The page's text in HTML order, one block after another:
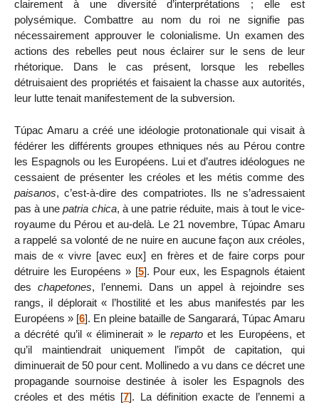
clairement à une diversité d’interprétations ; elle est
polysémique. Combattre au nom du roi ne signifie pas
nécessairement approuver le colonialisme. Un examen des
actions des rebelles peut nous éclairer sur le sens de leur
rhétorique. Dans le cas présent, lorsque les rebelles
détruisaient des propriétés et faisaient la chasse aux autorités,
leur lutte tenait manifestement de la subversion.
Túpac Amaru a créé une idéologie protonationale qui visait à
fédérer les différents groupes ethniques nés au Pérou contre
les Espagnols ou les Européens. Lui et d’autres idéologues ne
cessaient de présenter les créoles et les métis comme des
paisanos, c’est-à-dire des compatriotes. Ils ne s’adressaient
pas à unepatria chica, à une patrie réduite, mais à tout le vice-
royaume du Pérou et au-delà. Le 21 novembre, Túpac Amaru
a rappelé sa volonté de ne nuire en aucune façon aux créoles,
mais de « vivre [avec eux] en frères et de faire corps pour
détruire les Européens » [5]. Pour eux, les Espagnols étaient
des chapetones, l’ennemi. Dans un appel à rejoindre ses
rangs, il déplorait « l’hostilité et les abus manifestés par les
Européens » [6]. En pleine bataille de Sangarará, Túpac Amaru
a décrété qu’il « éliminerait » le repartoet les Européens, et
qu’il maintiendrait uniquement l’impôt de capitation, qui
diminuerait de 50 pour cent. Mollinedo a vu dans ce décret une
propagande sournoise destinée à isoler les Espagnols des
créoles et des métis [7]. La définition exacte de l’ennemi a